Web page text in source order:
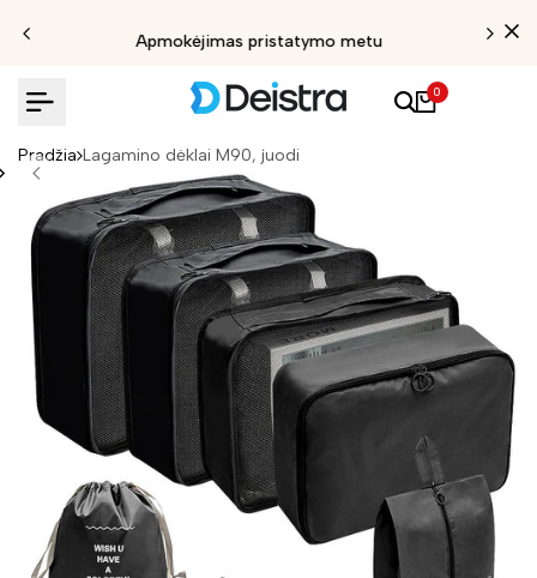
Apmokėjimas pristatymo metu
0
Pradžia Lagamino dėklai M90, juodi